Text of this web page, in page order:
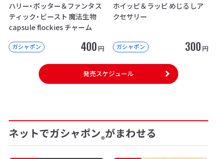
ハリー・ポッター＆ファンタス
ティック・ビースト 魔法生物
capsule flockies チャーム
ガシャポン 400 円
ホイッピ＆ラッピ めじるしア
クセサリー
ガシャポン 300 円
発売スケジュール
ネットでガシャポン®がまわせる